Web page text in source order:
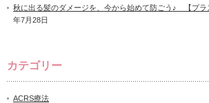
秋に出る髪のダメージを、今から始めて防ごう♪ 【プラ
年7月28日
カテゴリー
ACRS療法